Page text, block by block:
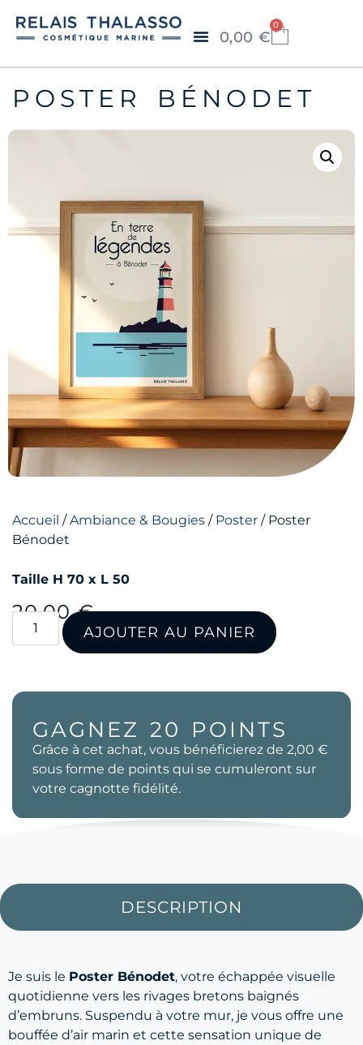
0,00 €
0
POSTER BÉNODET
Accueil /Ambiance & Bougies / Poster / Poster
Bénodet
Taille H 70 x L 50
20,00€
AJOUTER AU PANIER
GAGNEZ 20 POINTS
Grâce à cet achat, vous bénéficierez de 2,00 €
sous forme de points qui se cumuleront sur
votre cagnotte fidélité.
DESCRIPTION
Je suis le Poster Bénodet, votre échappée visuelle
quotidienne vers les rivages bretons baignés
d’embruns. Suspendu à votre mur, je vous offre une
bouffée d’air marin et cette sensation unique de